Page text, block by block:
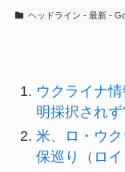
ヘッドライン - 最新 -
ウクライナ
明採択されず
米、ロ・ウ
保巡り（ロイ